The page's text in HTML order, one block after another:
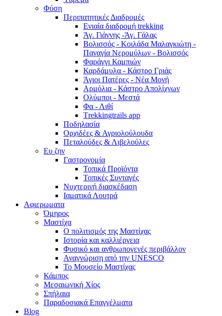
Φύση
Περιπατητικές Διαδρομές
Ενιαία διαδρομή trekking
Άγ. Γιάννης -Άγ. Γάλας
Βολισσός - Κοιλάδα Μαλαγκιώτη -
Παναγία Νερομύλων - Βολισσός
Φαράγγι Καμπιών
Καρδάμυλα - Κάστρο Γριάς
Άγιοι Πατέρες - Νέα Μονή
Αρμόλια - Κάστρο Απολίχνων
Ολύμποι - Μεστά
Φα - Λιθί
Τrekkingtrails app
Ποδηλασία
Ορχιδέες & Αγριολούλουδα
Πεταλούδες & Λιβελούλες
Ευ ζην
Γαστρονομία
Τοπικά Προϊόντα
Τοπικές Συνταγές
Νυχτερινή διασκέδαση
Ιαματικά Λουτρά
Αφιερωματα
Όμηρος
Μαστίχα
Ο πολιτισμός της Μαστίχας
Ιστορία και καλλιέργεια
Φυσικό και ανθρωπογενές περιβάλλον
Αναγνώριση από την UNESCO
Το Μουσείο Μαστίχας
Κάμπος
Μεσαιωνική Χίος
Σπήλαια
Παραδοσιακά Επαγγέλματα
Blog